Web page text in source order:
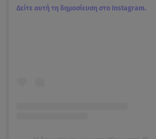
Δείτε αυτή τη δημοσίευση στο Instagram.